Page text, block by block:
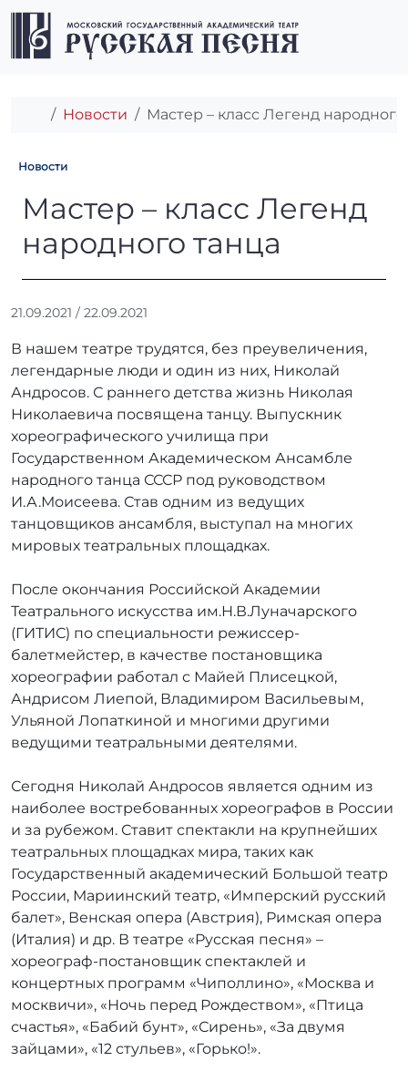
Перейти к содержимому
Перейти к футеру
Главная
Новости Мастер – класс Легенд народного
Новости
Мастер – класс Легенд
Мастер – класс Легенд
народного танца
21.09.2021 / 22.09.2021
т
о
р
r
_
a
d
m
В нашем театре трудятся, без преувеличения,
легендарные люди и один из них, Николай
Андросов. С раннего детства жизнь Николая
Николаевича посвящена танцу. Выпускник
хореографического училища при
Государственном Академическом Ансамбле
народного танца СССР под руководством
И.А.Моисеева. Став одним из ведущих
танцовщиков ансамбля, выступал на многих
мировых театральных площадках.
После окончания Российской Академии
Театрального искусства им.Н.В.Луначарского
(ГИТИС) по специальности режиссер-
балетмейстер, в качестве постановщика
хореографии работал с Майей Плисецкой,
Андрисом Лиепой, Владимиром Васильевым,
Ульяной Лопаткиной и многими другими
ведущими театральными деятелями.
Сегодня Николай Андросов является одним из
наиболее востребованных хореографов в России
и за рубежом. Ставит спектакли на крупнейших
театральных площадках мира, таких как
Государственный академический Большой театр
России, Мариинский театр, «Имперский русский
балет», Венская опера (Австрия), Римская опера
(Италия) и др. В театре «Русская песня» –
хореограф-постановщик спектаклей и
концертных программ «Чиполлино», «Москва и
москвичи», «Ночь перед Рождеством», «Птица
счастья», «Бабий бунт», «Сирень», «За двумя
зайцами», «12 стульев», «Горько!».